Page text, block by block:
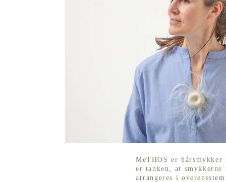
MeTHOS er
er tanken, at smykkerne
arrangeres i